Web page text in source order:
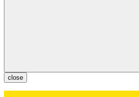
close